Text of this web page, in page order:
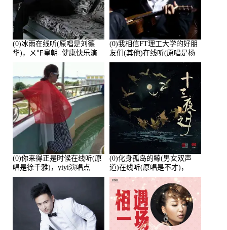
(0)冰雨在线听(原唱是刘德
华)，ㄨ℉皇朝..健康快乐演
唱点播:26643次
(0)我相信FT理工大学的好朋
友们(其他)在线听(原唱是杨
培安)，老乔演唱点播:23714
(0)你来得正是时候在线听(原
唱是徐千雅)，yiyi演唱点
播:21991次
(0)化身孤岛的鲸(男女双声
道)在线听(原唱是不才)，
HGBai演唱点播:19428次